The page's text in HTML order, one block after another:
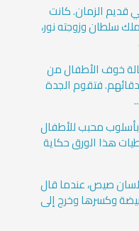
قديم الزمان. كانت
سلطان وزوجته نور،
خوف الأطفال من
‏فتقوم الجدة
محبب للأطفال
هذا الورق حكاية
صيص، عندما قال
وكسرها وخرج إلى